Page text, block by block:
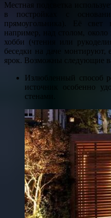
Местная подсветка
в постройках с
прямоугольника). Её
например, над столом,
хобби (чтения или
беседки на даче монтируют,
ярок. Возможны следующие
Излюбленный способ
источник особенно
стенами.